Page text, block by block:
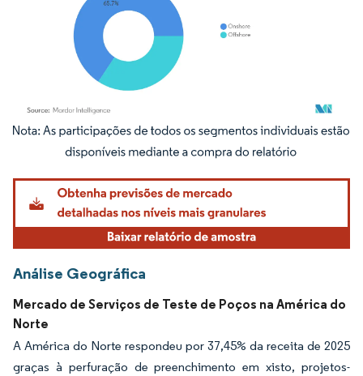
Imagem © Mordor Intelligence. O reuso requer atribuição conforme CC BY 4.0.
Análise Geográfica
Mercado de Serviços de Teste de Poços na América do
Norte
A América do Norte respondeu por 37,45% da receita de 2025
graças à perfuração de preenchimento em xisto, projetos-